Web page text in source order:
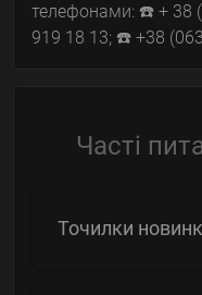
телефонами: ☎️ + 38
919 18 13; ☎️ +38
Часті
Точилки